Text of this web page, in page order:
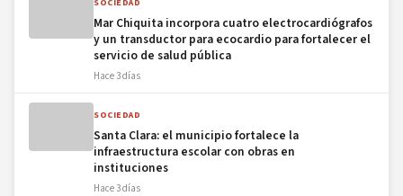
Mar Chiquita incorpora cuatro electrocardiógrafos
y un transductor para ecocardio para fortalecer el
servicio de salud pública
Hace 3 días
SOCIEDAD
Santa Clara: el municipio fortalece la
infraestructura escolar con obras en
instituciones
Hace 3 días